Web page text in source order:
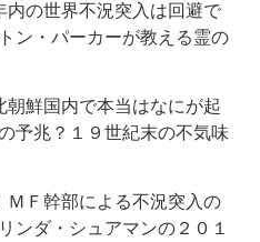
の世界不況突入は回避で
ン・パーカーが教える霊の
鮮国内で本当はなにが起
予兆？１９世紀末の不気味
Ｆ幹部による不況突入の
ンダ・シュアマンの２０１